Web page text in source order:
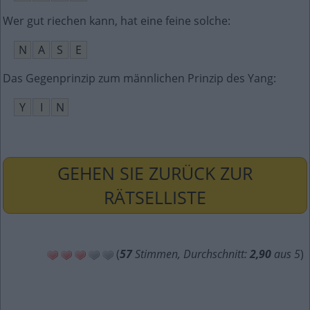
Wer gut riechen kann, hat eine feine solche:
N
A S
E
Das Gegenprinzip zum männlichen Prinzip des Yang:
Y
I N
GEHEN SIE ZURÜCK ZUR
RÄTSELLISTE
(57Stimmen, Durchschnitt: 2,90 aus 5)